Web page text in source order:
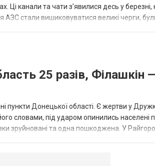
канали та чати з’явилися десь у
стали вишиковуватися великі черги,
25 разів, Філашкін
пункти Донецької області. Є жертви у
словами, під ударом опинились населені
зруйновані та одна пошкоджена. У